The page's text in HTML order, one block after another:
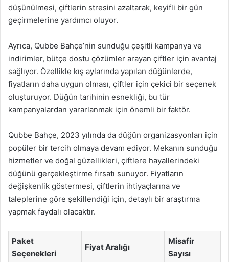
düşünülmesi, çiftlerin stresini azaltarak, keyifli bir gün
geçirmelerine yardımcı oluyor.
Ayrıca, Qubbe Bahçe’nin sunduğu çeşitli kampanya ve
indirimler, bütçe dostu çözümler arayan çiftler için avantaj
sağlıyor. Özellikle kış aylarında yapılan düğünlerde,
fiyatların daha uygun olması, çiftler için çekici bir seçenek
oluşturuyor. Düğün tarihinin esnekliği, bu tür
kampanyalardan yararlanmak için önemli bir faktör.
Qubbe Bahçe, 2023 yılında da düğün organizasyonları için
popüler bir tercih olmaya devam ediyor. Mekanın sunduğu
hizmetler ve doğal güzellikleri, çiftlere hayallerindeki
düğünü gerçekleştirme fırsatı sunuyor. Fiyatların
değişkenlik göstermesi, çiftlerin ihtiyaçlarına ve
taleplerine göre şekillendiği için, detaylı bir araştırma
yapmak faydalı olacaktır.
Paket
Seçenekleri
Fiyat Aralığı
Misafir
Sayısı